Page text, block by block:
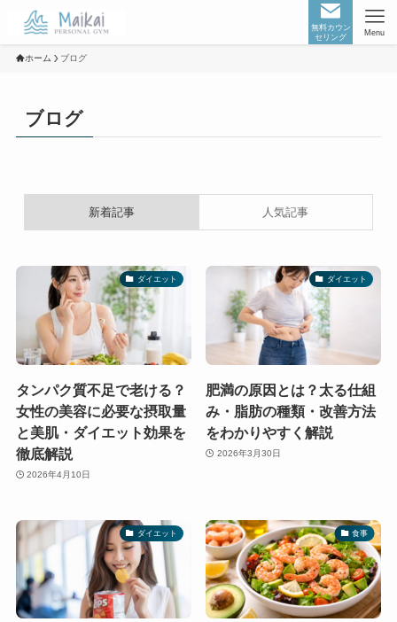
無料カウン
セリング
Menu
ホーム ブログ
ブログ
新着記事 人気記事
ダイエット
タンパク質不足で老ける？
女性の美容に必要な摂取量
と美肌・ダイエット効果を
徹底解説
2026年4月10日
ダイエット
肥満の原因とは？太る仕組
み・脂肪の種類・改善方法
をわかりやすく解説
2026年3月30日
ダイエット 食事